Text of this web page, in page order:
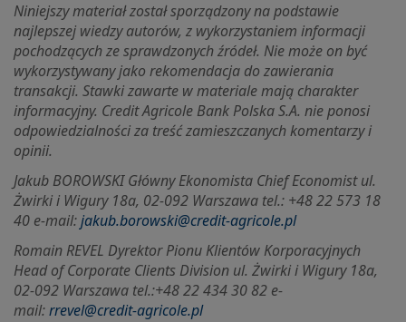
Niniejszy materiał został sporządzony na podstawie
najlepszej wiedzy autorów, z wykorzystaniem informacji
pochodzących ze sprawdzonych źródeł. Nie może on być
wykorzystywany jako rekomendacja do zawierania
transakcji. Stawki zawarte w materiale mają charakter
informacyjny. Credit Agricole Bank Polska S.A. nie ponosi
odpowiedzialności za treść zamieszczanych komentarzy i
opinii.
Jakub BOROWSKI Główny Ekonomista Chief Economist ul.
Żwirki i Wigury 18a, 02-092 Warszawa tel.: +48 22 573 18
40 e-mail:jakub.borowski@credit-agricole.pl
Romain REVEL Dyrektor Pionu Klientów Korporacyjnych
Head of Corporate Clients Division ul. Żwirki i Wigury 18a,
02-092 Warszawa tel.:+48 22 434 30 82 e-
mail:rrevel@credit-agricole.pl